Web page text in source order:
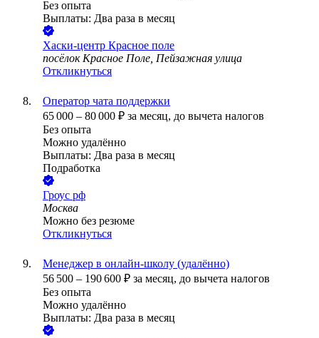
Без опыта
Выплаты: Два раза в месяц
Хаски-центр Красное поле
посёлок Красное Поле, Пейзажная улица
Откликнуться
Оператор чата поддержки
65 000 – 80 000 ₽ за месяц, до вычета налогов
Без опыта
Можно удалённо
Выплаты: Два раза в месяц
Подработка
Гроус рф
Москва
Можно без резюме
Откликнуться
Менеджер в онлайн-школу (удалённо)
56 500 – 190 600 ₽ за месяц, до вычета налогов
Без опыта
Можно удалённо
Выплаты: Два раза в месяц